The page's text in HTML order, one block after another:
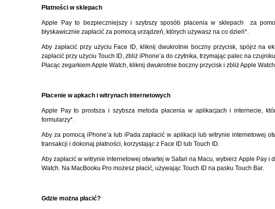
Płatności w sklepach
Apple Pay to bezpieczniejszy i szybszy sposób płacenia w sklepach za
błyskawicznie zapłacić za pomocą urządzeń, których używasz na co dzień*.
Aby zapłacić przy użyciu Face ID, kliknij dwukrotnie boczny przycisk, spójrz na
zapłacić przy użyciu Touch ID, zbliż iPhone’a do czytnika, trzymając palec na czujniku
Płacąc zegarkiem Apple Watch, kliknij dwukrotnie boczny przycisk i zbliż Apple
Płacenie w apkach i witrynach internetowych
Apple Pay to prostsza i szybsza metoda płacenia w aplikacjach i internecie,
formularzy*.
Aby za pomocą iPhone’a lub iPada zapłacić w aplikacji lub witrynie internetowej
transakcji i dokonaj płatności, korzystając z Face ID lub Touch ID.
Aby zapłacić w witrynie internetowej otwartej w Safari na Macu, wybierz Apple Pay i
Watch. Na MacBooku Pro możesz płacić, używając Touch ID na pasku Touch Bar.
Gdzie można płacić?